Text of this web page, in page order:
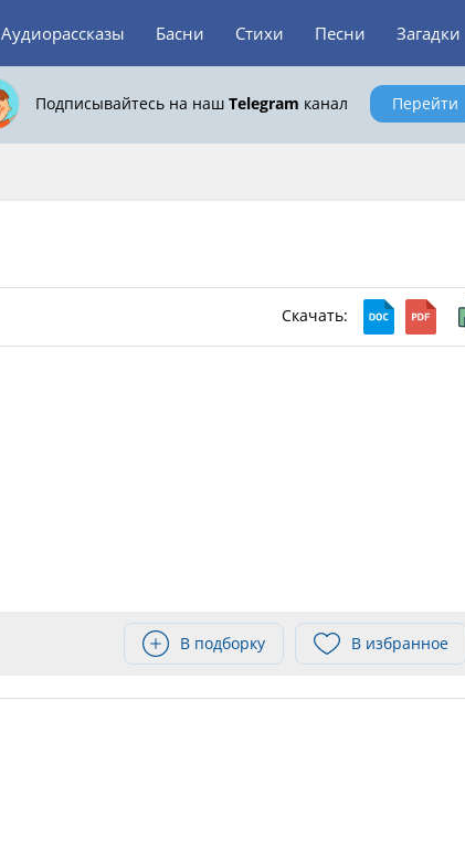
Аудиорассказы Басни Стихи Песни Загадки
Подписывайтесь на наш Telegram канал Перейти
Скачать:
В подборку В избранное